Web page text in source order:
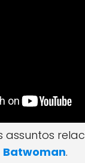
assuntos
Batwoman.